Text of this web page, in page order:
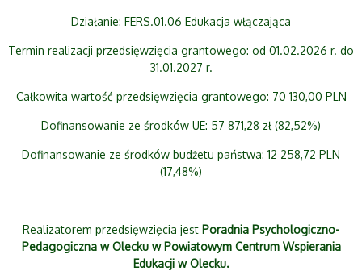
Działanie: FERS.01.06 Edukacja włączająca
Termin realizacji przedsięwzięcia grantowego: od 01.02.2026 r. do
31.01.2027 r.
Całkowita wartość przedsięwzięcia grantowego: 70 130,00 PLN
Dofinansowanie ze środków UE: 57 871,28 zł (82,52%)
Dofinansowanie ze środków budżetu państwa: 12 258,72 PLN
(17,48%)
Realizatorem przedsięwzięcia jest Poradnia Psychologiczno-
Pedagogiczna w Olecku w Powiatowym Centrum Wspierania
Edukacji w Olecku.